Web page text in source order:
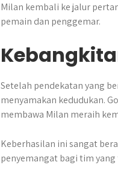
Milan kembali ke jalur
pemain dan penggemar.
Setelah pendekatan yang
menyamakan kedudukan.
membawa Milan meraih
Keberhasilan ini sangat
penyemangat bagi tim